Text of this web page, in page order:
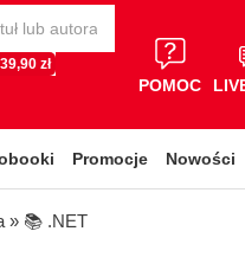
zł
POMOC
Promocje Nowości
» 📚 .NET